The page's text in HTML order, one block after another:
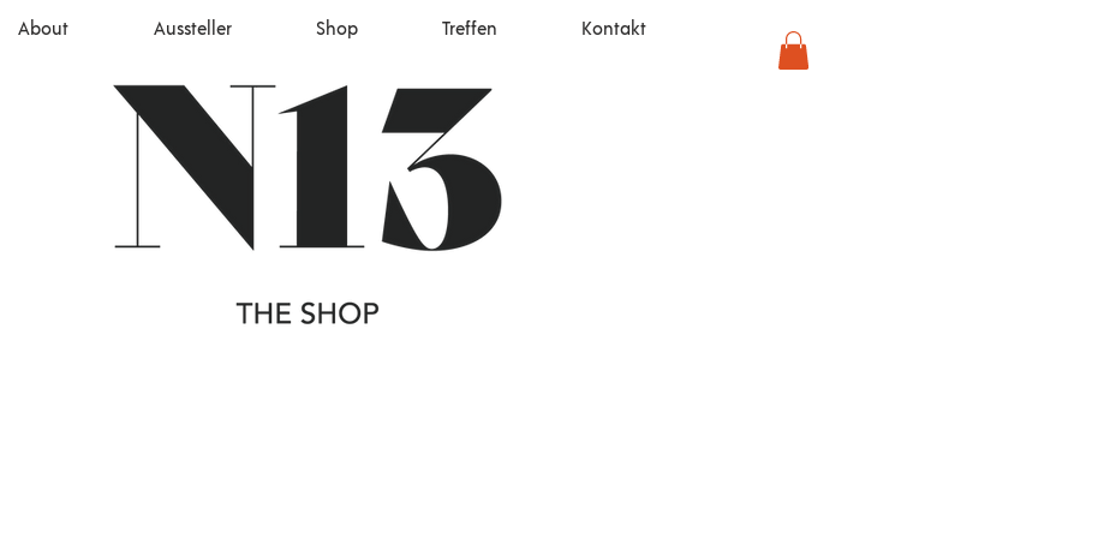
About Aussteller Shop Treffen Kontakt